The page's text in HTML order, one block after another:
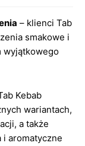
– klienci Tab
smakowe i
wyjątkowego
Kebab
wariantach,
a także
i aromatyczne